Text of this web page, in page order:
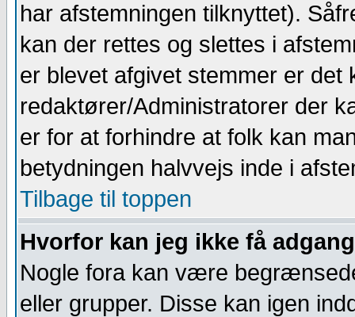
har afstemningen tilknyttet).
kan der rettes og slettes i
er blevet afgivet stemmer er det
redaktører/Administratorer der
er for at forhindre at folk kan
betydningen halvvejs inde i
Tilbage til toppen
Hvorfor kan jeg ikke få
Nogle fora kan være
eller grupper. Disse kan igen